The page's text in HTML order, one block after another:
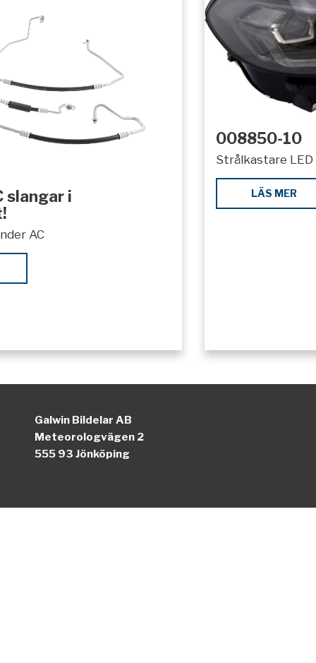
slangar i
AC
008850-10
Strålkastare LED
LÄS MER
Galwin Bildelar AB
Meteorologvägen 2
555 93 Jönköping